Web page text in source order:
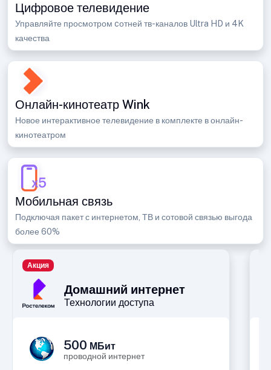
Цифровое телевидение
Управляйте просмотром cотней тв-каналов Ultra HD и 4K
качества
Онлайн-кинотеатр Wink
Новое интерактивное телевидение в комплекте в онлайн-
кинотеатром
Мобильная связь
Подключая пакет с интернетом, ТВ и сотовой связью выгода
более 60%
Домашний интернет
Технологии доступа
Акция
500 МБит
проводной интернет